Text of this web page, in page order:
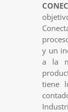
y un
a la
tiene